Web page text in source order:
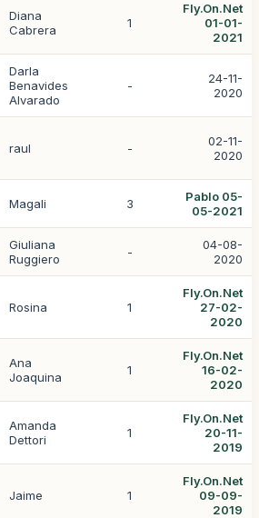
Diana
Cabrera
1
Fly.On.Net
01-01-
2021
Darla
Benavides
Alvarado
-
24-11-
2020
raul -
02-11-
2020
Magali 3
Pablo 05-
05-2021
Giuliana
Ruggiero
-
04-08-
2020
Rosina 1
Fly.On.Net
27-02-
2020
Ana
Joaquina
1
Fly.On.Net
16-02-
2020
Amanda
Dettori
1
Fly.On.Net
20-11-
2019
Jaime 1
Fly.On.Net
09-09-
2019